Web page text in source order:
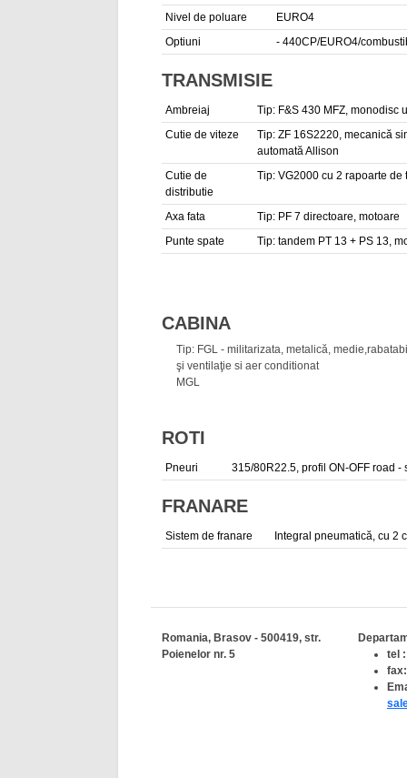
Nivel de poluare
EURO4
Optiuni
- 440CP/EURO4/
TRANSMISIE
Ambreiaj
Tip: F&S 430 MFZ, monodisc
Cutie de viteze
Tip: ZF 16S2220, mecanică
automată Allison
Cutie de
distributie
Tip: VG2000 cu 2 rapoarte
Axa fata
Tip: PF 7 directoare, motoare
Punte spate
Tip: tandem PT 13 + PS 13,
CABINA
Tip: FGL - militarizata, metalică,
şi ventilaţie si aer conditionat
MGL
ROTI
Pneuri 315/80R22.5, profil ON-OFF road -
FRANARE
Sistem de franare Integral pneumatică, cu 2
Romania, Brasov - 500419, str.
Poienelor nr. 5
tel